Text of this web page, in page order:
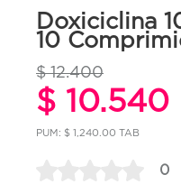
Doxiciclina
10
$ 12.400
$ 10.540
PUM: $ 1,240.00 TAB
0